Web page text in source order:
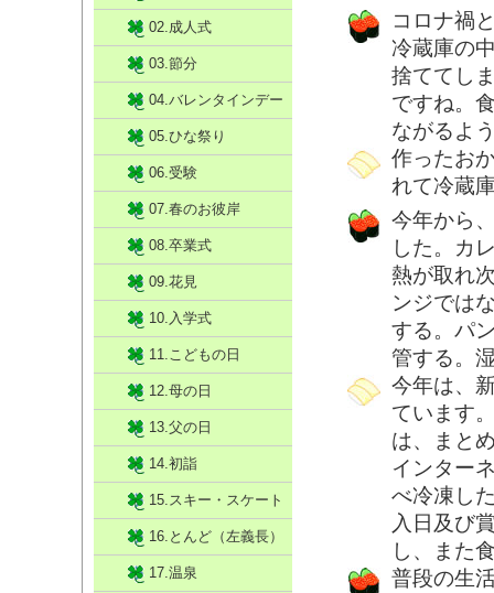
コロナ禍
冷蔵庫の
捨ててし
ですね。
ながるよ
作ったお
れて冷蔵
今年から
した。カ
熱が取れ
ンジでは
する。パ
管する。
今年は、
ています
は、まと
インター
べ冷凍し
入日及び
し、また
普段の生
02.成人式
03.節分
04.バレンタインデー
05.ひな祭り
06.受験
07.春のお彼岸
08.卒業式
09.花見
10.入学式
11.こどもの日
12.母の日
13.父の日
14.初詣
15.スキー・スケート
16.とんど（左義長）
17.温泉